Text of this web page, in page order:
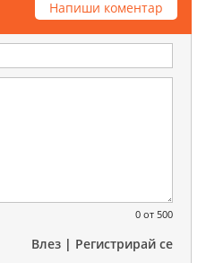
Напиши коментар
0 от 500
Влез | Регистрирай се